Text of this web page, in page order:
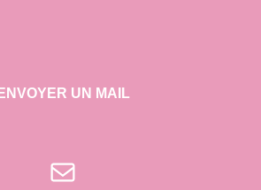
ENVOYER UN MAIL
E-mail